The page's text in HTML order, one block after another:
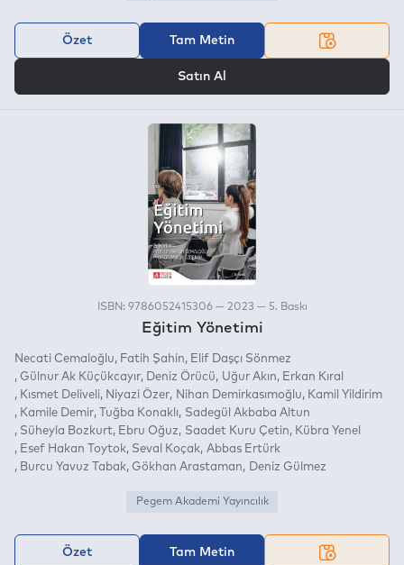
Özet Tam Metin
Satın Al
ISBN: 9786052415306 — 2023 — 5. Baskı
Eğitim Yönetimi
Necati Cemaloğlu Fatih Şahin
Elif Daşçı Sönmez
Gülnur Ak Küçükcayır
Deniz Örücü Uğur Akın
Erkan Kıral
Kısmet Deliveli
Niyazi Özer Nihan Demirkasımoğlu
Kamil Yildirim
Kamile Demir
Tuğba Konaklı
Sadegül Akbaba Altun
Süheyla Bozkurt
Ebru Oğuz Saadet Kuru Çetin
Kübra Yenel
Esef Hakan Toytok Seval Koçak Abbas Ertürk
Burcu Yavuz Tabak Gökhan Arastaman Deniz Gülmez
Pegem Akademi Yayıncılık
Özet Tam Metin